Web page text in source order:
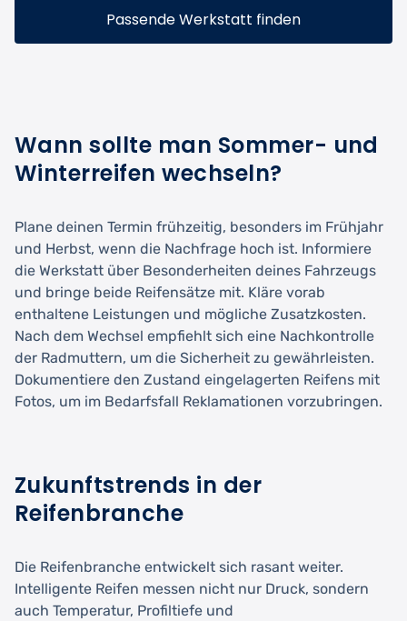
Passende Werkstatt finden
Wann sollte man Sommer- und
Winterreifen wechseln?
Plane deinen Termin frühzeitig, besonders im Frühjahr
und Herbst, wenn die Nachfrage hoch ist. Informiere
die Werkstatt über Besonderheiten deines Fahrzeugs
und bringe beide Reifensätze mit. Kläre vorab
enthaltene Leistungen und mögliche Zusatzkosten.
Nach dem Wechsel empfiehlt sich eine Nachkontrolle
der Radmuttern, um die Sicherheit zu gewährleisten.
Dokumentiere den Zustand eingelagerten Reifens mit
Fotos, um im Bedarfsfall Reklamationen vorzubringen.
Zukunftstrends in der
Reifenbranche
Die Reifenbranche entwickelt sich rasant weiter.
Intelligente Reifen messen nicht nur Druck, sondern
auch Temperatur, Profiltiefe und